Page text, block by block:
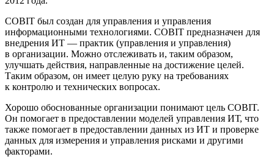
COBIT был создан для управления и управления
информационными технологиями. COBIT предназначен для
внедрения ИТ — практик (управления и управления)
в организации. Можно отслеживать и, таким образом,
улучшать действия, направленные на достижение целей.
Таким образом, он имеет целую руку на требованиях
к контролю и технических вопросах.
Хорошо обоснованные организации понимают цель COBIT.
Он помогает в предоставлении моделей управления ИТ, что
также помогает в предоставлении данных из ИТ и проверке
данных для измерения и управления рисками и другими
факторами.